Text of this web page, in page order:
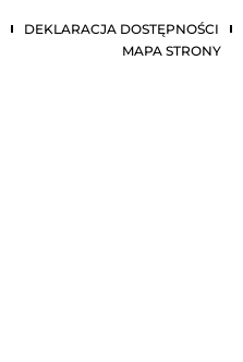
DEKLARACJA DOSTĘPNOŚCI
MAPA STRONY